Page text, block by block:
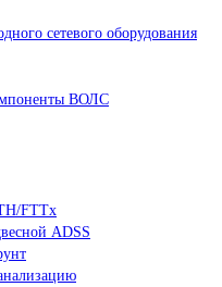
сетевого оборудования
ВОЛС
FTTx
ADSS